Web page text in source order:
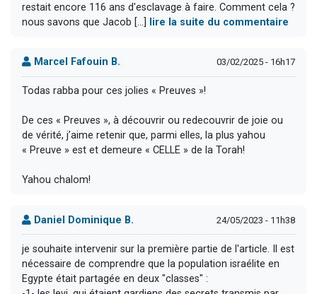
restait encore 116 ans d'esclavage à faire. Comment cela ?
nous savons que Jacob [...]
lire la suite du commentaire
Marcel Fafouin B. 03/02/2025 - 16h17
Todas rabba pour ces jolies « Preuves »!
De ces « Preuves », à découvrir ou redecouvrir de joie ou
de vérité, j’aime retenir que, parmi elles, la plus yahou
« Preuve » est et demeure « CELLE » de la Torah!
Yahou chalom!
Daniel Dominique B. 24/05/2023 - 11h38
je souhaite intervenir sur la première partie de l'article. Il est
nécessaire de comprendre que la population israélite en
Egypte était partagée en deux "classes" :